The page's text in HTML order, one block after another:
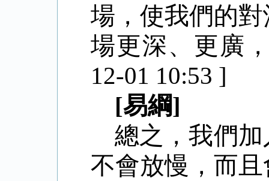
場，使我們的
場更深、更廣
12-01 10:53 ]
[易綱]
總之，我們加
不會放慢，而